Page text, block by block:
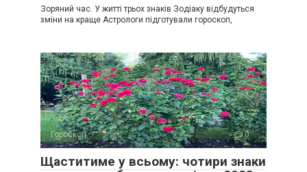
Зоряний час. У житті трьох знаків Зодіаку відбудуться
зміни на краще Астрологи підготували гороскоп,
Гороскоп 0
Щаститиме у всьому: чотири знаки